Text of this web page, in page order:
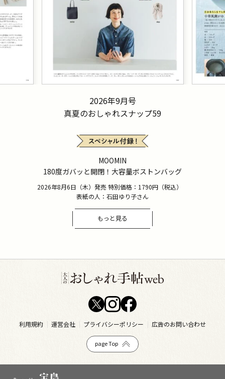
2026年9月号
真夏のおしゃれスナップ59
MOOMIN
180度ガバッと開閉！大容量ボストンバッグ
2026年8月6日（木）発売 特別価格：1790円（税込）
表紙の人：石田ゆり子さん
もっと見る
利用規約 運営会社 プライバシーポリシー 広告のお問い合わせ
page Top